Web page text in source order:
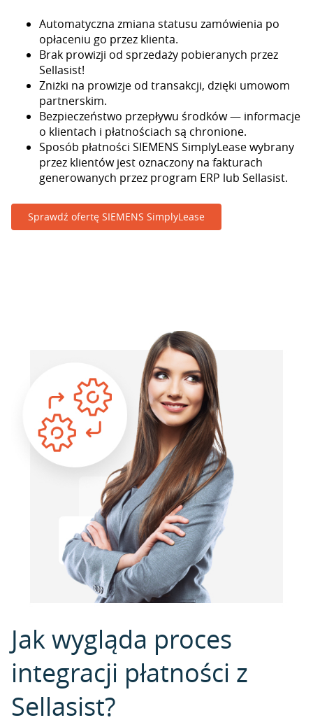
Automatyczna zmiana statusu zamówienia po
opłaceniu go przez klienta.
Brak prowizji od sprzedaży pobieranych przez
Sellasist!
Zniżki na prowizje od transakcji, dzięki umowom
partnerskim.
Bezpieczeństwo przepływu środków — informacje
o klientach i płatnościach są chronione.
Sposób płatności SIEMENS SimplyLease wybrany
przez klientów jest oznaczony na fakturach
generowanych przez program ERP lub Sellasist.
Sprawdź ofertę SIEMENS SimplyLease
Jak wygląda proces
integracji płatności z
Sellasist?